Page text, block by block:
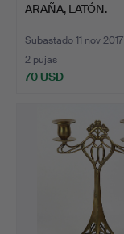
ARAÑA, LATÓN.
Subastado 11 nov 2017
2 pujas
70 USD